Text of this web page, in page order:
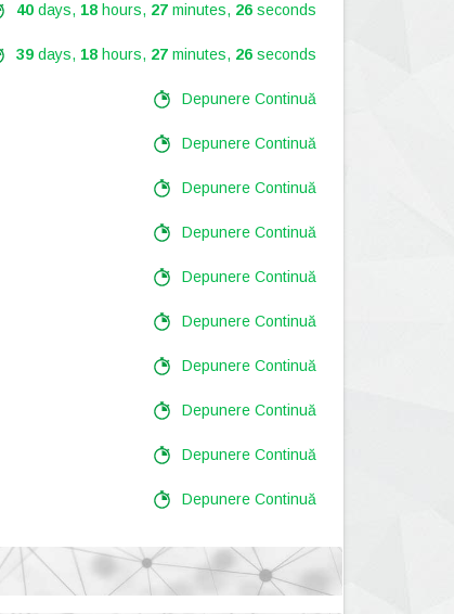
40days, 18hours, 27minutes, 24seconds
39days, 18hours, 27minutes, 24seconds
Depunere Continuă
Depunere Continuă
Depunere Continuă
Depunere Continuă
Depunere Continuă
Depunere Continuă
Depunere Continuă
Depunere Continuă
Depunere Continuă
Depunere Continuă